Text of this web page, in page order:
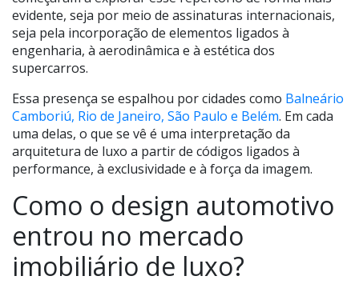
evidente, seja por meio de assinaturas internacionais,
seja pela incorporação de elementos ligados à
engenharia, à aerodinâmica e à estética dos
supercarros.
Essa presença se espalhou por cidades como Balneário
Camboriú, Rio de Janeiro, São Paulo e Belém. Em cada
uma delas, o que se vê é uma interpretação da
arquitetura de luxo a partir de códigos ligados à
performance, à exclusividade e à força da imagem.
Como o design automotivo
entrou no mercado
imobiliário de luxo?